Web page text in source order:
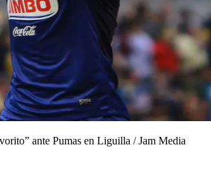
ante Pumas en Liguilla /Jam Media